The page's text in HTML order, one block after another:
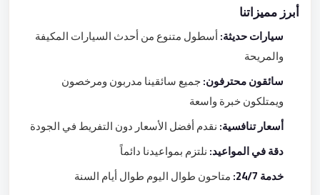
أبرز مميزاتنا
سيارات حديثة:أسطول متنوع من أحدث السيارات المكيفة
والمريحة
سائقون محترفون:جميع سائقينا مدربون ومرخصون
ويمتلكون خبرة واسعة
أسعار تنافسية:نقدم أفضل الأسعار دون التفريط في الجودة
دقة في المواعيد:نلتزم بمواعيدنا دائماً
خدمة 24/7:
متاحون طوال اليوم طوال أيام السنة